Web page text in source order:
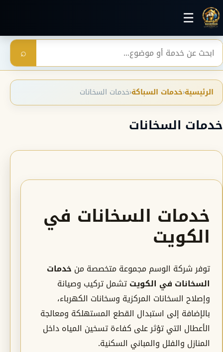
تخطي إلى المحتوى الرئيسي
☰
بحث ⌕
الرئيسية‹خدمات السباكة‹خدمات السخانات
خدمات السخانات
خدمات السخانات في
الكويت
توفر شركة الوسم مجموعة متخصصة من خدمات
السخانات في الكويتتشمل تركيب وصيانة
وإصلاح السخانات المركزية وسخانات الكهرباء،
بالإضافة إلى استبدال القطع المستهلكة ومعالجة
الأعطال التي تؤثر على كفاءة تسخين المياه داخل
المنازل والفلل والمباني السكنية.